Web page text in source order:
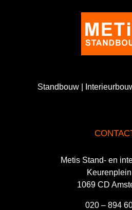
Standbouw |
Metis Stand- en
1069 CD
020 – 894